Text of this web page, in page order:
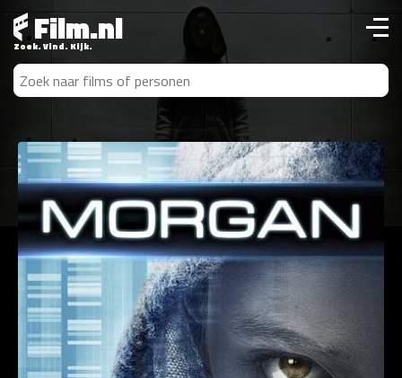
Film.nl
Zoek. Vind. Kijk.